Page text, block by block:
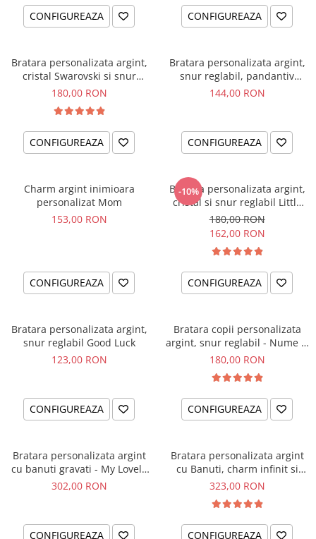
CONFIGUREAZA CONFIGUREAZA
Bratara personalizata argint,
cristal Swarovski si snur
reglabil Albinuta
180,00 RON
CONFIGUREAZA
Bratara personalizata argint,
snur reglabil, pandantiv
ingeras
144,00 RON
CONFIGUREAZA
Charm argint inimioara
personalizat Mom
153,00 RON
CONFIGUREAZA
-10%
Bratara personalizata argint,
cristal si snur reglabil Little
Ballerina
180,00 RON
162,00 RON
CONFIGUREAZA
Bratara personalizata argint,
snur reglabil Good Luck
123,00 RON
CONFIGUREAZA
Bratara copii personalizata
argint, snur reglabil - Nume &
Simbol
180,00 RON
CONFIGUREAZA
Bratara personalizata argint
cu banuti gravati - My Lovely
Pets
302,00 RON
CONFIGUREAZA
Bratara personalizata argint
cu Banuti, charm infinit si
cristale
323,00 RON
CONFIGUREAZA